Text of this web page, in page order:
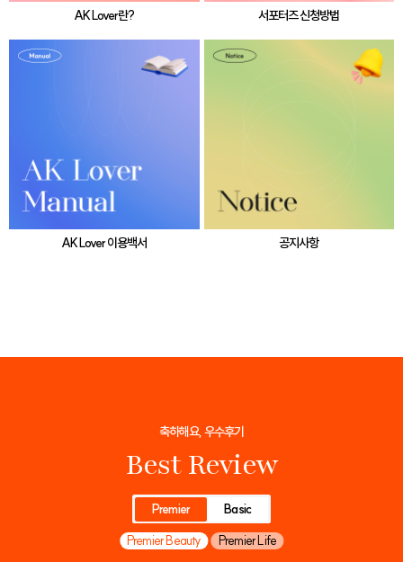
AK Lover란? 서포터즈 신청방법
AK Lover 이용백서 공지사항
축하해요, 우수후기
Best Review
Premier
Basic
Premier Beauty
Premier Life